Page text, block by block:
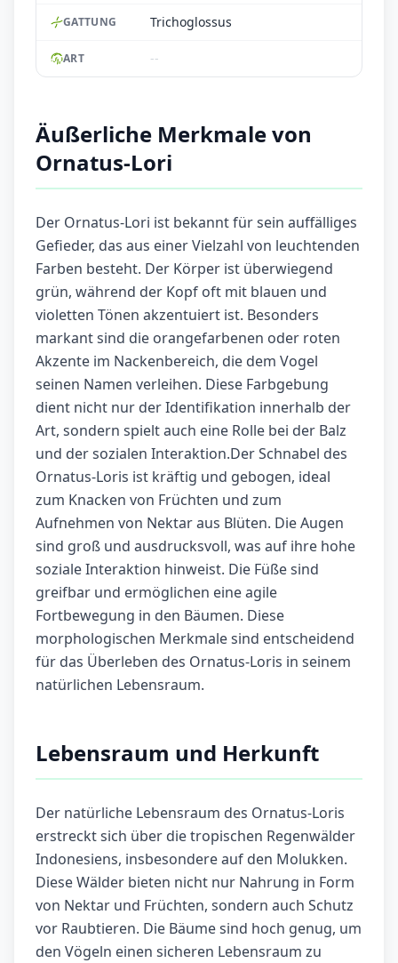
GATTUNG Trichoglossus
ART --
Äußerliche Merkmale von
Ornatus-Lori
Der Ornatus-Lori ist bekannt für sein auffälliges
Gefieder, das aus einer Vielzahl von leuchtenden
Farben besteht. Der Körper ist überwiegend
grün, während der Kopf oft mit blauen und
violetten Tönen akzentuiert ist. Besonders
markant sind die orangefarbenen oder roten
Akzente im Nackenbereich, die dem Vogel
seinen Namen verleihen. Diese Farbgebung
dient nicht nur der Identifikation innerhalb der
Art, sondern spielt auch eine Rolle bei der Balz
und der sozialen Interaktion.Der Schnabel des
Ornatus-Loris ist kräftig und gebogen, ideal
zum Knacken von Früchten und zum
Aufnehmen von Nektar aus Blüten. Die Augen
sind groß und ausdrucksvoll, was auf ihre hohe
soziale Interaktion hinweist. Die Füße sind
greifbar und ermöglichen eine agile
Fortbewegung in den Bäumen. Diese
morphologischen Merkmale sind entscheidend
für das Überleben des Ornatus-Loris in seinem
natürlichen Lebensraum.
Lebensraum und Herkunft
Der natürliche Lebensraum des Ornatus-Loris
erstreckt sich über die tropischen Regenwälder
Indonesiens, insbesondere auf den Molukken.
Diese Wälder bieten nicht nur Nahrung in Form
von Nektar und Früchten, sondern auch Schutz
vor Raubtieren. Die Bäume sind hoch genug, um
den Vögeln einen sicheren Lebensraum zu